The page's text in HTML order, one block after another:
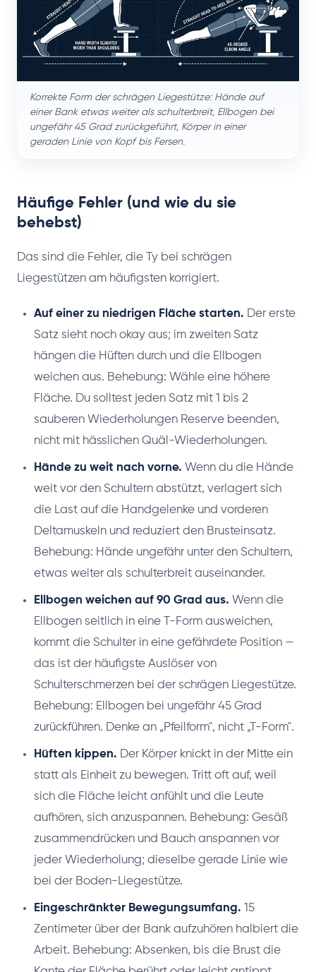
Korrekte Form der schrägen Liegestütze: Hände auf
einer Bank etwas weiter als schulterbreit, Ellbogen bei
ungefähr 45 Grad zurückgeführt, Körper in einer
geraden Linie von Kopf bis Fersen.
Häufige Fehler (und wie du sie
behebst)
Das sind die Fehler, die Ty bei schrägen
Liegestützen am häufigsten korrigiert.
Auf einer zu niedrigen Fläche starten. Der erste
Satz sieht noch okay aus; im zweiten Satz
hängen die Hüften durch und die Ellbogen
weichen aus. Behebung: Wähle eine höhere
Fläche. Du solltest jeden Satz mit 1 bis 2
sauberen Wiederholungen Reserve beenden,
nicht mit hässlichen Quäl-Wiederholungen.
Hände zu weit nach vorne. Wenn du die Hände
weit vor den Schultern abstützt, verlagert sich
die Last auf die Handgelenke und vorderen
Deltamuskeln und reduziert den Brusteinsatz.
Behebung: Hände ungefähr unter den Schultern,
etwas weiter als schulterbreit auseinander.
Ellbogen weichen auf 90 Grad aus. Wenn die
Ellbogen seitlich in eine T-Form ausweichen,
kommt die Schulter in eine gefährdete Position —
das ist der häufigste Auslöser von
Schulterschmerzen bei der schrägen Liegestütze.
Behebung: Ellbogen bei ungefähr 45 Grad
zurückführen. Denke an „Pfeilform", nicht „T-Form".
Hüften kippen. Der Körper knickt in der Mitte ein
statt als Einheit zu bewegen. Tritt oft auf, weil
sich die Fläche leicht anfühlt und die Leute
aufhören, sich anzuspannen. Behebung: Gesäß
zusammendrücken und Bauch anspannen vor
jeder Wiederholung; dieselbe gerade Linie wie
bei der Boden-Liegestütze.
Eingeschränkter Bewegungsumfang. 15
Zentimeter über der Bank aufzuhören halbiert die
Arbeit. Behebung: Absenken, bis die Brust die